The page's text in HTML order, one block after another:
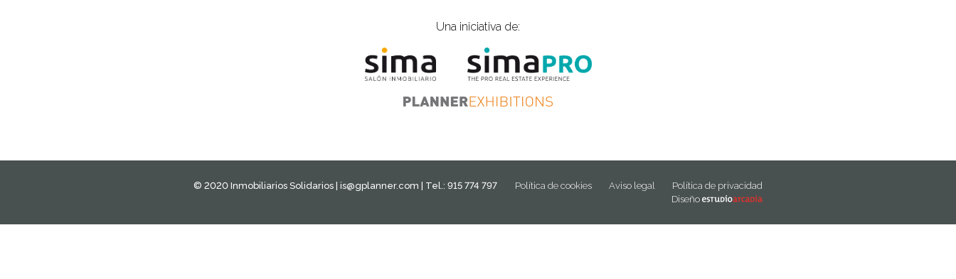
Una iniciativa de:
© 2020 Inmobiliarios Solidarios | is@gplanner.com | Tel.: 915 774 797 Política de cookies Aviso legal
Política de privacidad
Diseño